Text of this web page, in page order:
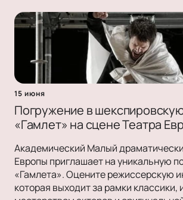
15 июня
Погружение в
«Гамлет» на сцене Театра
Академический Малый
Европы приглашает на уникальную
«Гамлета». Оцените режиссерскую
которая выходит за рамки классики,